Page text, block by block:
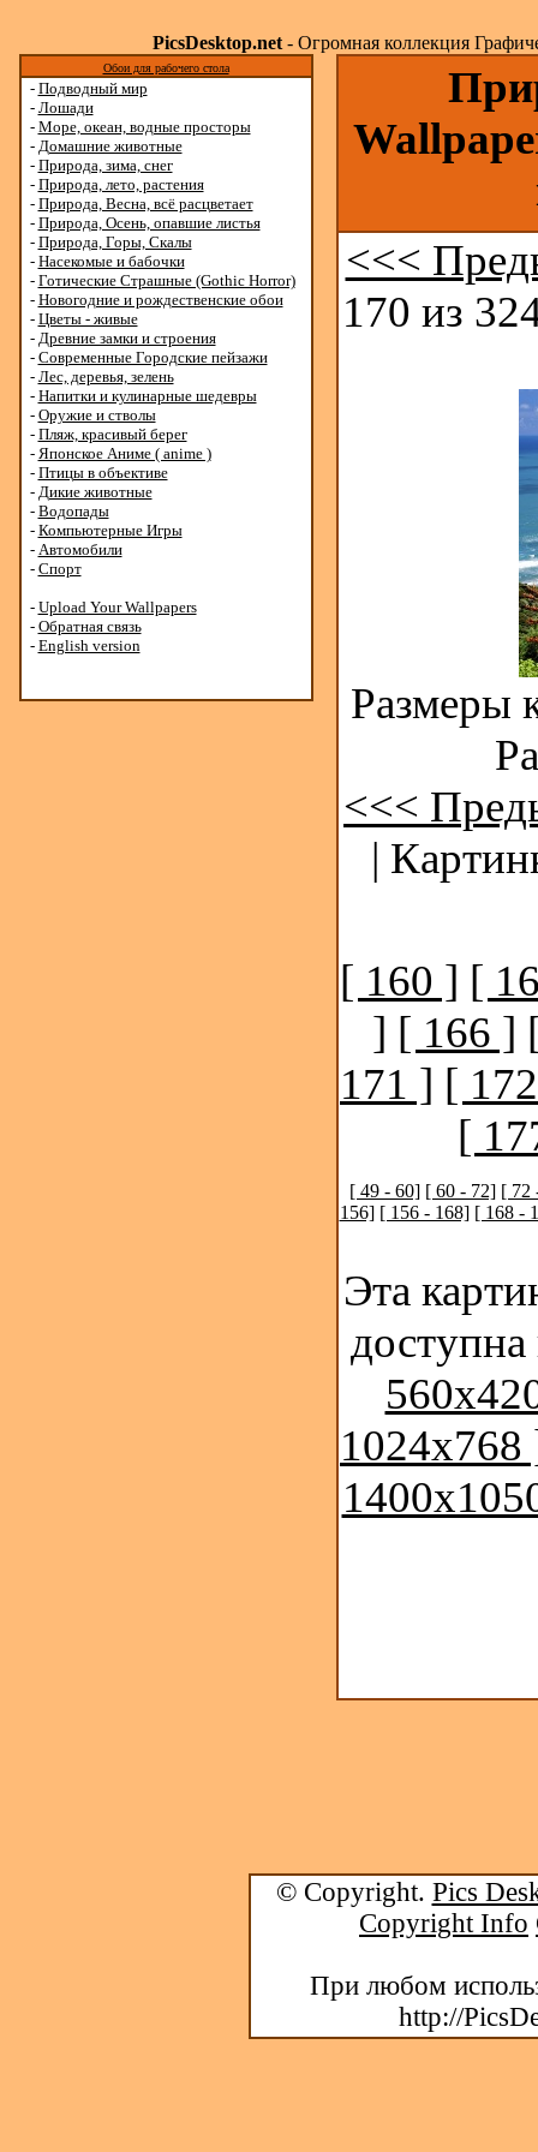
PicsDesktop.net- Огромная коллекция
Обои для рабочего стола
- Подводный мир
- Лошади
- Море, океан, водные просторы
- Домашние животные
- Природа, зима, снег
- Природа, лето, растения
- Природа, Весна, всё расцветает
- Природа, Осень, опавшие листья
- Природа, Горы, Скалы
- Насекомые и бабочки
- Готические Страшные (Gothic Horror)
- Новогодние и рождественские обои
- Цветы - живые
- Древние замки и строения
- Современные Городские пейзажи
- Лес, деревья, зелень
- Напитки и кулинарные шедевры
- Оружие и стволы
- Пляж, красивый берег
- Японское Аниме ( anime )
- Птицы в объективе
- Дикие животные
- Водопады
- Компьютерные Игры
- Автомобили
- Спорт
- Upload Your Wallpapers
- Обратная связь
- English version
<<<
170 из
Размеры
<<<
|
[ 160 ] [
] [ 166 ]
171 ] [
[
[ 49 - 60] [ 60 - 72] [ 72
156] [ 156 - 168] [ 168 -
Эта
1024x768
© Copyright. Pics
Copyright Info
При любом
http://